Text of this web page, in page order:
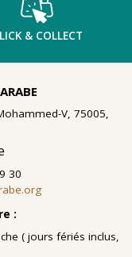
donation
peintes et de
exécutées
d'ateliers de
de Blida-
& COLLECT
V, 75005,
30
:
( jours fériés inclus,